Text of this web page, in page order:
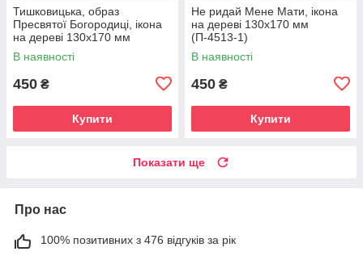
Тишковицька, образ
Пресвятої Богородиці, ікона
на дереві 130х170 мм
(П-4564-1)
В наявності
450 ₴
Купити
Не ридай Мене Мати, ікона
на дереві 130х170 мм
(П-4513-1)
В наявності
450 ₴
Купити
Показати ще
Про нас
100% позитивних з 476 відгуків за рік